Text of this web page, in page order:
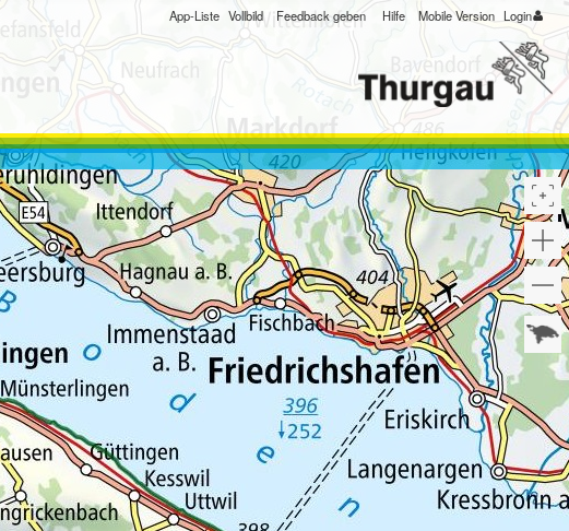
App-Liste Vollbild Feedback geben Hilfe Mobile Version Login